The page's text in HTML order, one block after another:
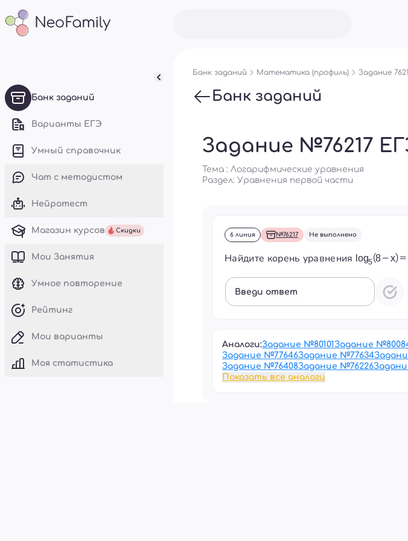
Банк заданий
Варианты ЕГЭ
Умный справочник
Чат с методистом
Нейротест
Магазин курсов Скидки
Mои Занятия
Умное повторение
Рейтинг
Мои варианты
Моя статистика
Банк заданий Математика (профиль) Задание
Банк заданий
Задание №76217
Тема : Логарифмические уравнения
Раздел: Уравнения первой части
6 линия №76217 Не выполнено
Найдите корень уравнения
Введи ответ
Аналоги:Задание №80101Задание №
Задание №77646Задание №77634
Задание №76408Задание №76226
Показать все аналоги